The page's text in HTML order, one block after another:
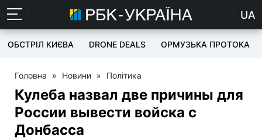
UA
ОБСТРІЛ КИЄВА DRONE DEALS ОРМУЗЬКА ПРОТОКА
Головна » Новини » Політика
Кулеба назвал две причины для
России вывести войска с
Донбасса